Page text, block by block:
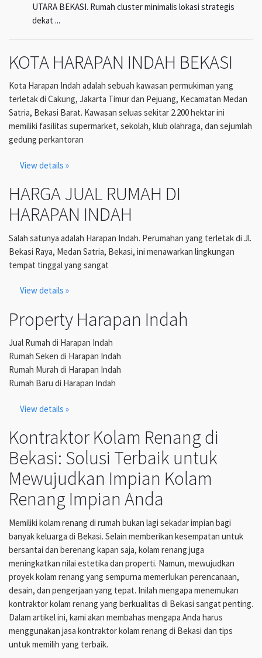
UTARA BEKASI. Rumah cluster minimalis lokasi strategis
dekat ...
KOTA HARAPAN INDAH BEKASI
Kota Harapan Indah adalah sebuah kawasan permukiman yang
terletak di Cakung, Jakarta Timur dan Pejuang, Kecamatan Medan
Satria, Bekasi Barat. Kawasan seluas sekitar 2.200 hektar ini
memiliki fasilitas supermarket, sekolah, klub olahraga, dan sejumlah
gedung perkantoran
View details »
HARGA JUAL RUMAH DI
HARAPAN INDAH
Salah satunya adalah Harapan Indah. Perumahan yang terletak di Jl.
Bekasi Raya, Medan Satria, Bekasi, ini menawarkan lingkungan
tempat tinggal yang sangat
View details »
Property Harapan Indah
Jual Rumah di Harapan Indah
Rumah Seken di Harapan Indah
Rumah Murah di Harapan Indah
Rumah Baru di Harapan Indah
View details »
Kontraktor Kolam Renang di
Bekasi: Solusi Terbaik untuk
Mewujudkan Impian Kolam
Renang Impian Anda
Memiliki kolam renang di rumah bukan lagi sekadar impian bagi
banyak keluarga di Bekasi. Selain memberikan kesempatan untuk
bersantai dan berenang kapan saja, kolam renang juga
meningkatkan nilai estetika dan properti. Namun, mewujudkan
proyek kolam renang yang sempurna memerlukan perencanaan,
desain, dan pengerjaan yang tepat. Inilah mengapa menemukan
kontraktor kolam renang yang berkualitas di Bekasi sangat penting.
Dalam artikel ini, kami akan membahas mengapa Anda harus
menggunakan jasa kontraktor kolam renang di Bekasi dan tips
untuk memilih yang terbaik.